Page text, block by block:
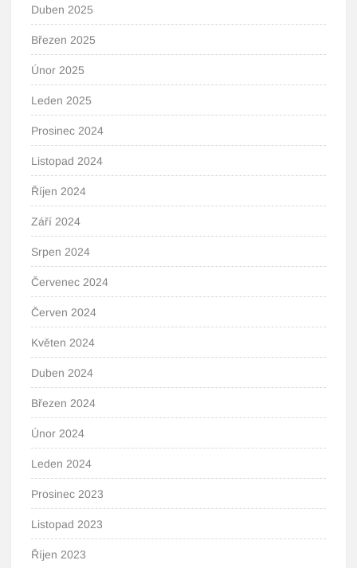
Duben 2025
Březen 2025
Únor 2025
Leden 2025
Prosinec 2024
Listopad 2024
Říjen 2024
Září 2024
Srpen 2024
Červenec 2024
Červen 2024
Květen 2024
Duben 2024
Březen 2024
Únor 2024
Leden 2024
Prosinec 2023
Listopad 2023
Říjen 2023